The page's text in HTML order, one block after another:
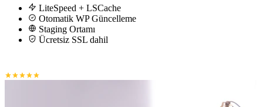
LiteSpeed + LSCache
Otomatik WP Güncelleme
Staging Ortamı
Ücretsiz SSL dahil